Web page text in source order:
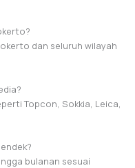
dan seluruh wilayah
Topcon, Sokkia, Leica,
bulanan sesuai